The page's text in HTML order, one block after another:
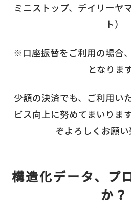
ミニストップ、デイリーヤ
ト）
※口座振替をご利用の場合
となります
少額の決済でも、ご利用い
ビス向上に努めてまいりま
ぞよろしくお願い
構造化データ、プ
か？